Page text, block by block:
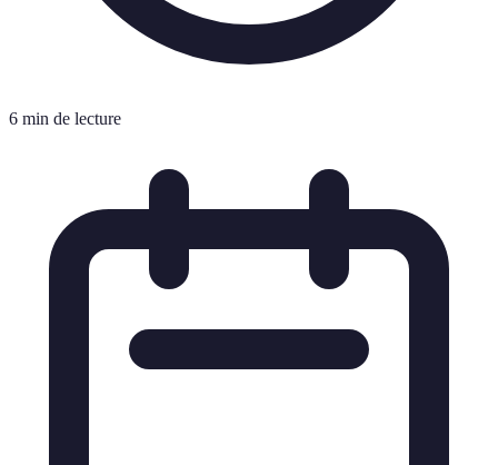
6 min de lecture